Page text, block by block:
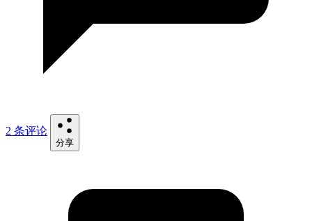
2 条评论
分享